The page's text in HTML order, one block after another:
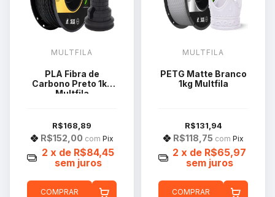
MULTFILA
PLA Fibra de
Carbono Preto 1kg
Multfila
R$168,89
R$152,00 com Pix
2 x de R$84,45
sem juros
COMPRAR
MULTFILA
PETG Matte Branco
1kg Multfila
R$131,94
R$118,75 com Pix
2 x de R$65,97
sem juros
COMPRAR